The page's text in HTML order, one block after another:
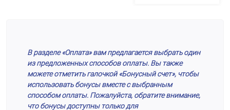
В разделе «Оплата» вам предлагается выбрать один
из предложенных способов оплаты. Вы также
можете отметить галочкой «Бонусный счет», чтобы
использовать бонусы вместе с выбранным
способом оплаты. Пожалуйста, обратите внимание,
что бонусы доступны только для